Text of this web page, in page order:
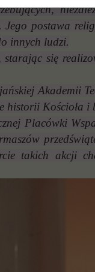
Jego postawa
innych ludzi.
się
Akademii
historii Kościoła
Placówki
takich akcji